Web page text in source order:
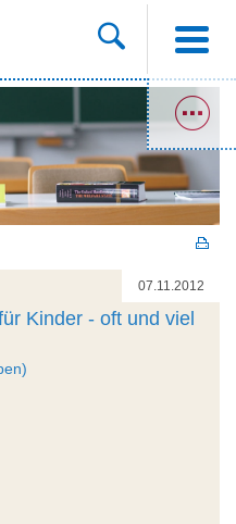
07.11.2012
Kinder - oft und viel